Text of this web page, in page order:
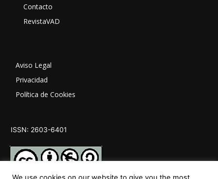
Contacto
RevistaVAD
Aviso Legal
Privacidad
Política de Cookies
ISSN: 2603-6401